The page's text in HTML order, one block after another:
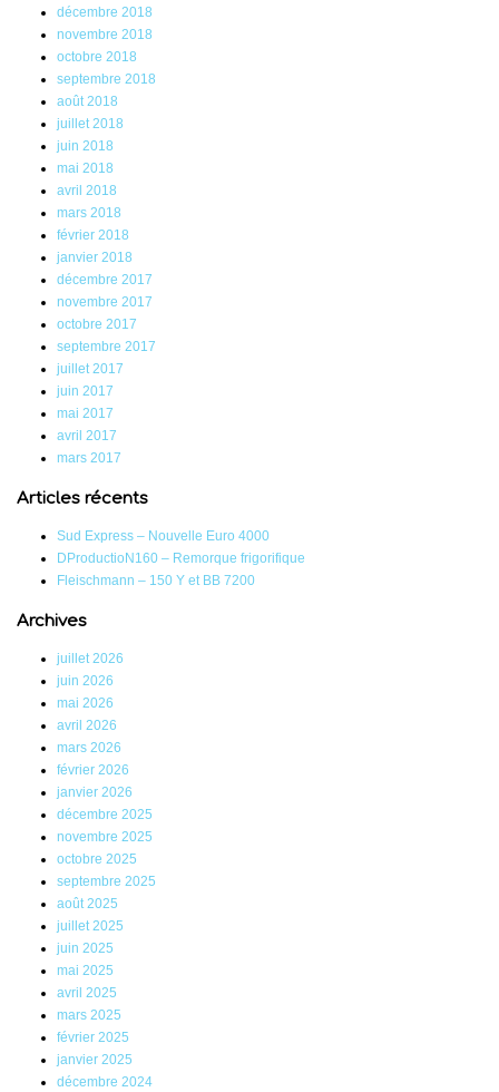
décembre 2018
novembre 2018
octobre 2018
septembre 2018
août 2018
juillet 2018
juin 2018
mai 2018
avril 2018
mars 2018
février 2018
janvier 2018
décembre 2017
novembre 2017
octobre 2017
septembre 2017
juillet 2017
juin 2017
mai 2017
avril 2017
mars 2017
Articles récents
Sud Express – Nouvelle Euro 4000
DProductioN160 – Remorque frigorifique
Fleischmann – 150 Y et BB 7200
Archives
juillet 2026
juin 2026
mai 2026
avril 2026
mars 2026
février 2026
janvier 2026
décembre 2025
novembre 2025
octobre 2025
septembre 2025
août 2025
juillet 2025
juin 2025
mai 2025
avril 2025
mars 2025
février 2025
janvier 2025
décembre 2024